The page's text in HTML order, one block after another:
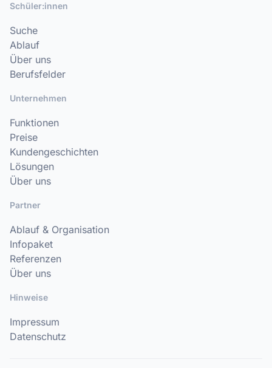
Schüler:innen
Suche
Ablauf
Über uns
Berufsfelder
Unternehmen
Funktionen
Preise
Kundengeschichten
Lösungen
Über uns
Partner
Ablauf & Organisation
Infopaket
Referenzen
Über uns
Hinweise
Impressum
Datenschutz